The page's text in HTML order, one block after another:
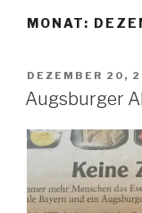
MONAT:
AM
DEZEMBER 20,
Augsburger